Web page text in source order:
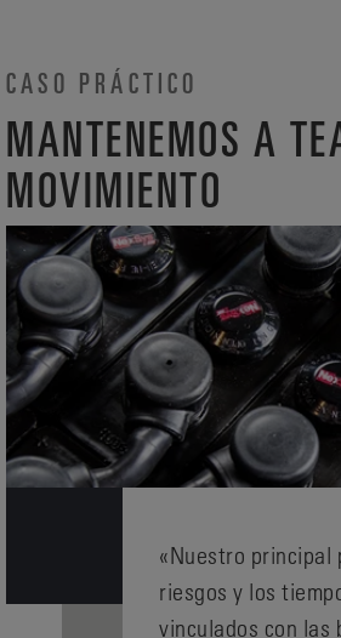
CASO PRÁCTICO
MANTENEMOS A
MOVIMIENTO
«Nuestro principal
riesgos y los
vinculados con las